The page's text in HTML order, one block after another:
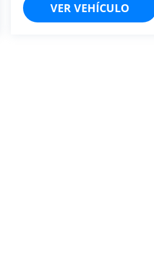
VER VEHÍCULO